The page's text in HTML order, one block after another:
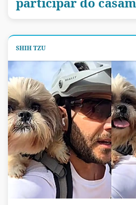
SHIH TZU